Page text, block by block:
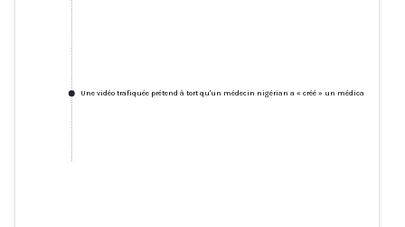
Une vidéo trafiquée prétend à tort qu'un médecin nigérian a « créé » un médicament